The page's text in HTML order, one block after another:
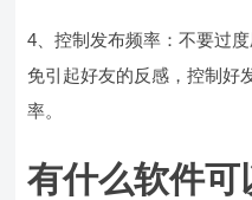
4、控制发布频率：不要过
免引起好友的反感，控制好
率。
有什么软件可